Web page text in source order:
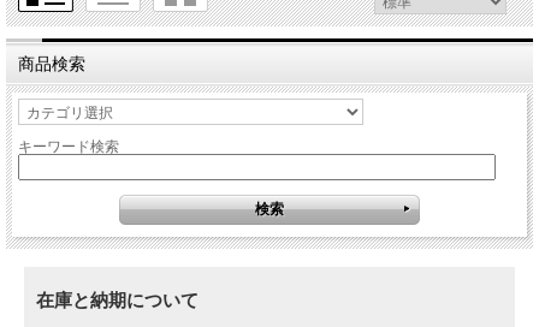
商品検索
キーワード検索
在庫と納期について